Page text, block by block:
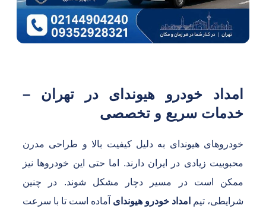
خودرو هیوندای در تهران –
سریع و تخصصی
هیوندای به دلیل کیفیت بالا و طراحی مدرن
زیادی در ایران دارند. اما حتی این خودروها نیز
است در مسیر دچار مشکل شوند. در چنین
تیمامداد خودرو هیوندایآماده است تا با سرعت